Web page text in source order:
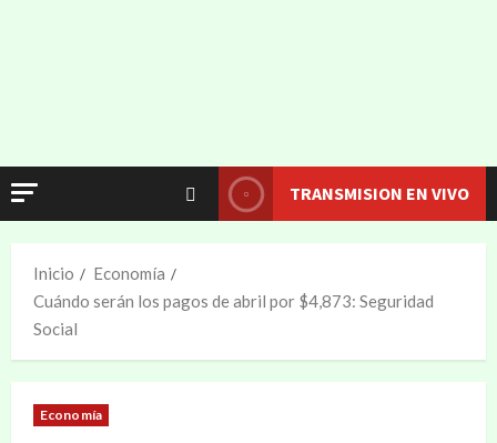
TRANSMISION EN VIVO
Inicio
Economía
Cuándo serán los pagos de abril por $4,873: Seguridad
Social
Economía